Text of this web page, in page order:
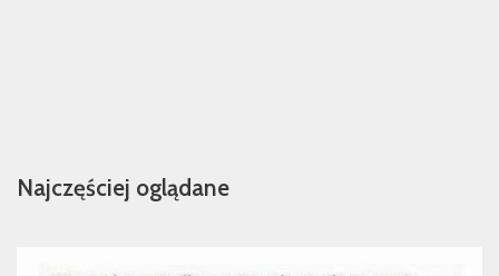
Najczęściej oglądane